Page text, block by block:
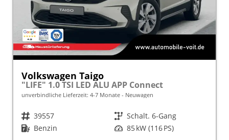
Volkswagen Taigo
"LIFE" 1.0 TSI LED ALU APP Connect
unverbindliche Lieferzeit: 4-7 Monate Neuwagen
Fahrzeugnr. 39557 Getriebe Schalt. 6-Gang
Kraftstoff Benzin Leistung 85 kW (116 PS)